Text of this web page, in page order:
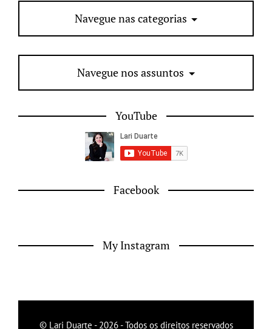
Navegue nas categorias
Navegue nos assuntos
YouTube
Facebook
My Instagram
© Lari Duarte - 2026 - Todos os direitos reservados